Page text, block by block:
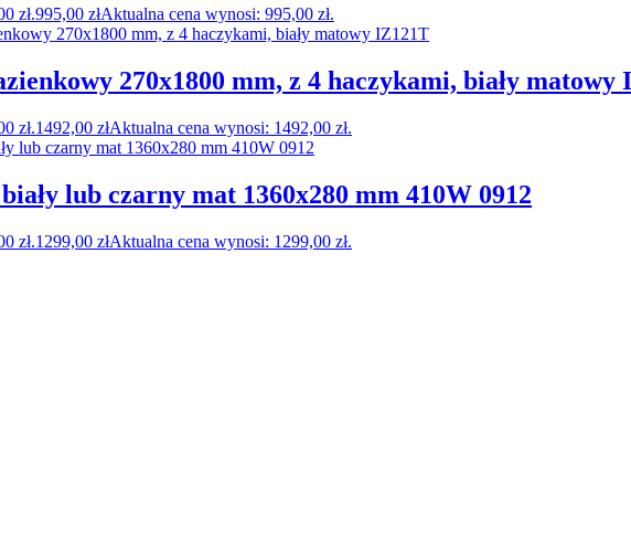
zł.995,00 złAktualna cena wynosi: 995,00 zł.
270x1800 mm, z 4 haczykami, biały matowy
zł.1492,00 złAktualna cena wynosi: 1492,00 zł.
lub czarny mat 1360x280 mm 410W 0912
zł.1299,00 złAktualna cena wynosi: 1299,00 zł.